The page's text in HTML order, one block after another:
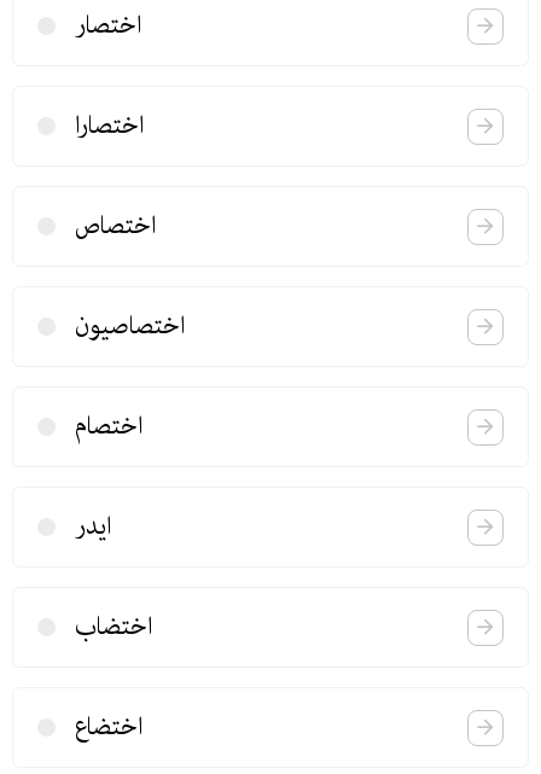
اختصار
اختصارا
اختصاص
اختصاصیون
اختصام
ایدر
اختضاب
اختضاع